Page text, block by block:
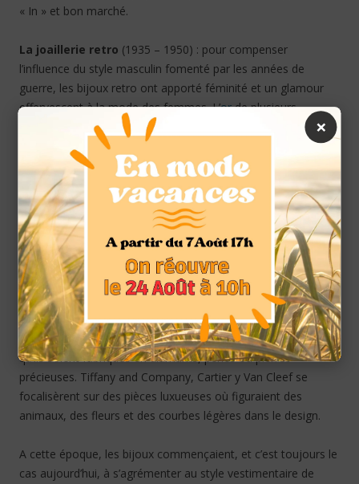
« In » et bon marché.
La joaillerie retro (1935 – 1950) : pour compenser
l’influence du style masculin fomenté par les années de
guerre, les bijoux retro ont apporté féminité et un glamour
effervescent à la mode des femmes. L’orde plusieurs
couleurs s’est transformé en un matériel de choix dû au fait
que la guerre a fait fermer beaucoup de mines et le platine
est devenu populaire en ces temps belliqueux. De grands
anneaux de cocktail, des ras de cou et des bracelets avec de
nombreux détails ont été fabriqués dans des formes
populaires à l’expression de la mode de l’époque.
La joaillerie du milieu du XXème siècle
(1950 -1965) : la
fin de la seconde guerre mondiale a apporté en retour le luxe
et la féminité à la joaillerie. Les films et les revues où
apparaissent des femmes comme Doris Day, Audrey
Hepburn y Grace Kelly ont fait populaires les bijoux fantaisies
qu’ils soient fabriqués en diamants, perles ou pierres
précieuses. Tiffany and Company, Cartier y Van Cleef se
focalisèrent sur des pièces luxueuses où figuraient des
animaux, des fleurs et des courbes légères dans le design.
A cette époque, les bijoux commençaient, et c’est toujours le
cas aujourd’hui, à s’agrémenter au style vestimentaire de
×